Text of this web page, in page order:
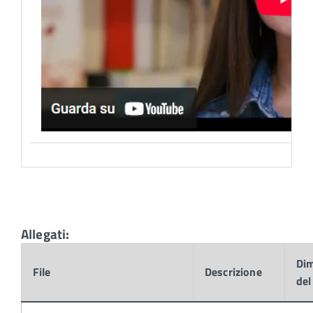
Allegati:
File Descrizione